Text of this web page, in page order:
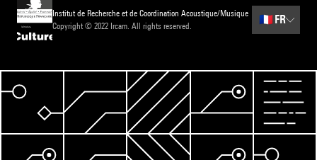
Institut de Recherche et de Coordination Acoustique/Musique
Copyright © 2022 Ircam. All rights reserved.
🇫🇷 FR